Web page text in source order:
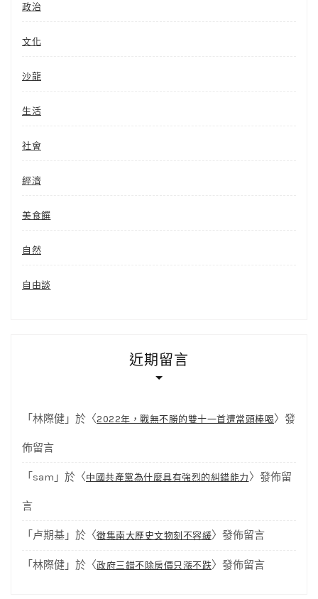
政治
文化
沙龍
生活
社會
經濟
美食饌
自然
自由談
近期留言
「 林際健 」於〈2022年，戰無不勝的雙十一首遭當頭棒喝〉發
佈留言
「 sam 」於〈中國共產黨為什麼具有強烈的糾錯能力 〉發佈留
言
「 卢期基 」於〈徵集南大歷史文物刻不容緩〉發佈留言
「 林際健 」於〈政府三錯不除房價只漲不跌〉發佈留言